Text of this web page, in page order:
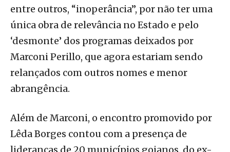
entre outros, “inoperância”, por não ter uma
única obra de relevância no Estado e pelo
‘desmonte’ dos programas deixados por
Marconi Perillo, que agora estariam sendo
relançados com outros nomes e menor
abrangência.
Além de Marconi, o encontro promovido por
Lêda Borges contou com a presença de